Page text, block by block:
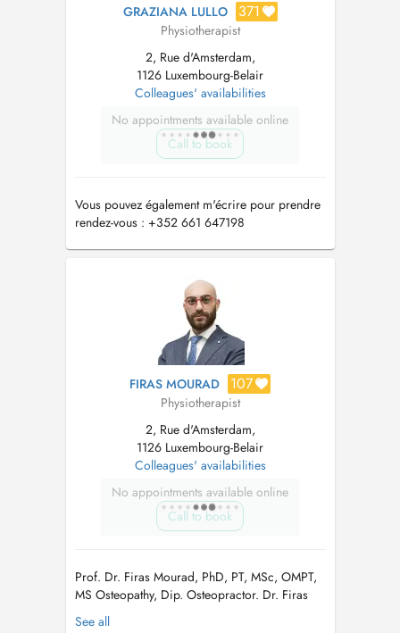
GRAZIANA LULLO 371
Physiotherapist
2, Rue d'Amsterdam,
1126 Luxembourg-Belair
Colleagues' availabilities
No appointments available online
Call to book
Vous pouvez également m'écrire pour prendre
rendez-vous : +352 661 647198
FIRAS MOURAD 107
Physiotherapist
2, Rue d'Amsterdam,
1126 Luxembourg-Belair
Colleagues' availabilities
No appointments available online
Call to book
Prof. Dr. Firas Mourad, PhD, PT, MSc, OMPT,
MS Osteopathy, Dip. Osteopractor. Dr. Firas
Mourad received his Physiotherapy degree
See all